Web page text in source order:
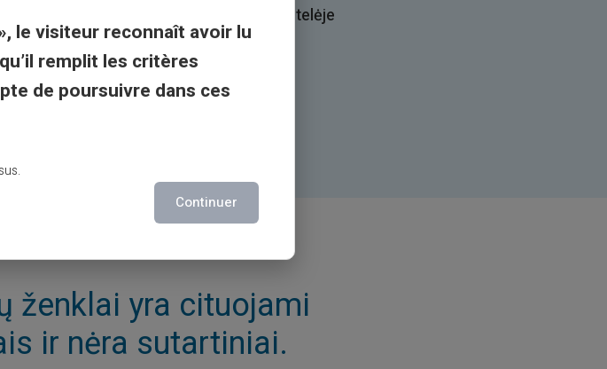
Sureguliuokite vaizdą “Veritas” kortelėje
Baigti savo paraišką, tai viskas.
ženklai yra cituojami
ir nėra sutartiniai.
le visiteur reconnaît avoir lu
remplit les critères
de poursuivre dans ces
Continuer